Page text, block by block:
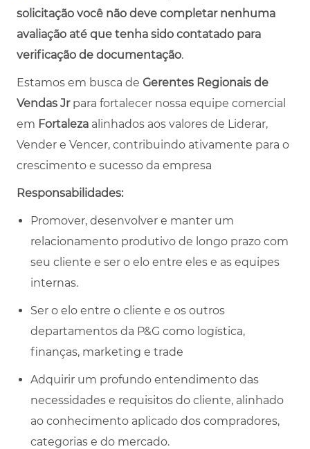
solicitação você não deve completar nenhuma
avaliação até que tenha sido contatado para
verificação de documentação.
Estamos em busca de Gerentes Regionais de
Vendas Jrpara fortalecer nossa equipe comercial
em Fortaleza alinhados aos valores de Liderar,
Vender e Vencer, contribuindo ativamente para o
crescimento e sucesso da empresa
Responsabilidades:
Promover, desenvolver e manter um
relacionamento produtivo de longo prazo com
seu cliente e ser o elo entre eles e as equipes
internas.
Ser o elo entre o cliente e os outros
departamentos da P&G como logística,
finanças, marketing e trade
Adquirir um profundo entendimento das
necessidades e requisitos do cliente, alinhado
ao conhecimento aplicado dos compradores,
categorias e do mercado.